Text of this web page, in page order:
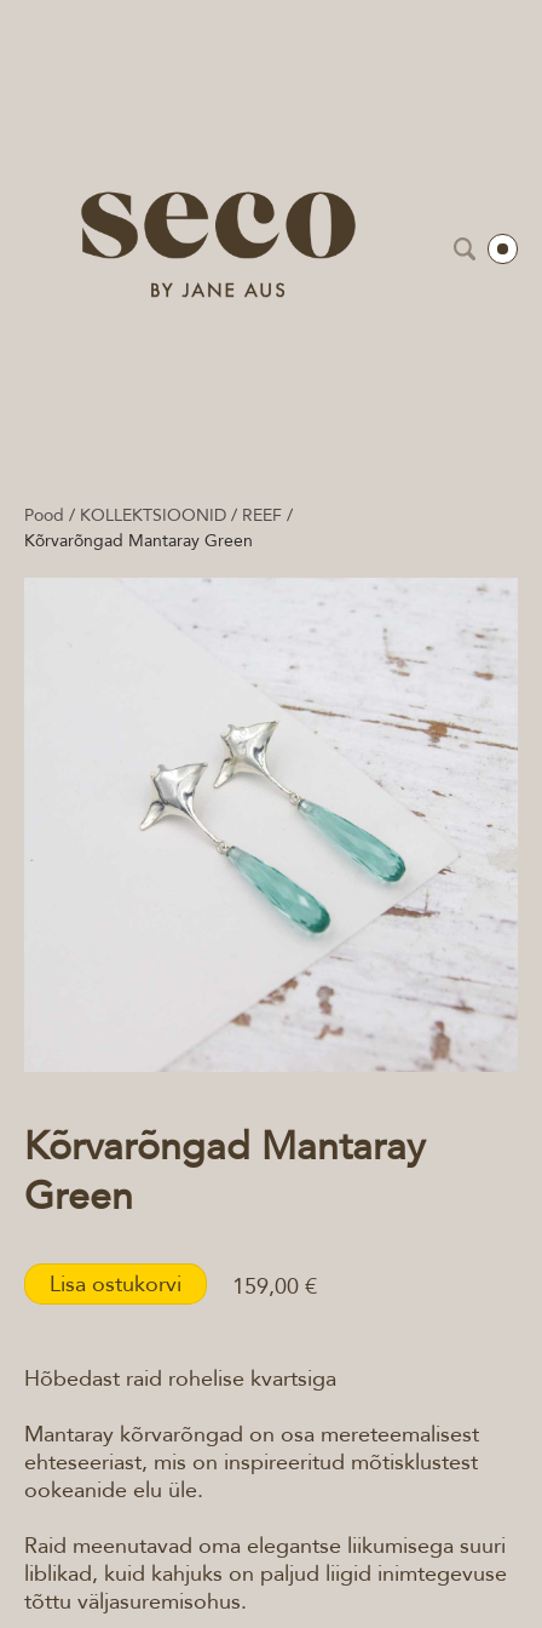
Pood / KOLLEKTSIOONID / REEF /
Kõrvarõngad Mantaray Green
Kõrvarõngad Mantaray
Green
Lisa ostukorvi 159,00 €
Hõbedast raid rohelise kvartsiga
Mantaray kõrvarõngad on osa mereteemalisest
ehteseeriast, mis on inspireeritud mõtisklustest
ookeanide elu üle.
Raid meenutavad oma elegantse liikumisega suuri
liblikad, kuid kahjuks on paljud liigid inimtegevuse
tõttu väljasuremisohus.